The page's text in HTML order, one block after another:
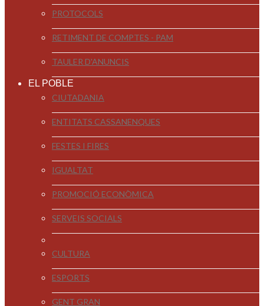
PROTOCOLS
RETIMENT DE COMPTES - PAM
TAULER D'ANUNCIS
EL POBLE
CIUTADANIA
ENTITATS CASSANENQUES
FESTES I FIRES
IGUALTAT
PROMOCIÓ ECONÒMICA
SERVEIS SOCIALS
CULTURA
ESPORTS
GENT GRAN